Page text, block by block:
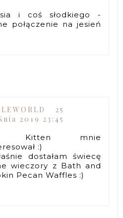
i coś słodkiego -
połączenie na jesień
25
2019 23:45
Kitten mnie
:)
dostałam świecę
wieczory z Bath and
Pecan Waffles :)